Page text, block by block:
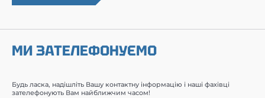
МИ ЗАТЕЛЕФОНУЄМО
Будь ласка, надішліть Вашу контактну інформацію і наші фахівці
зателефонують Вам найближчим часом!